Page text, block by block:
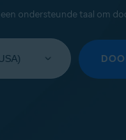
ondersteunde taal om